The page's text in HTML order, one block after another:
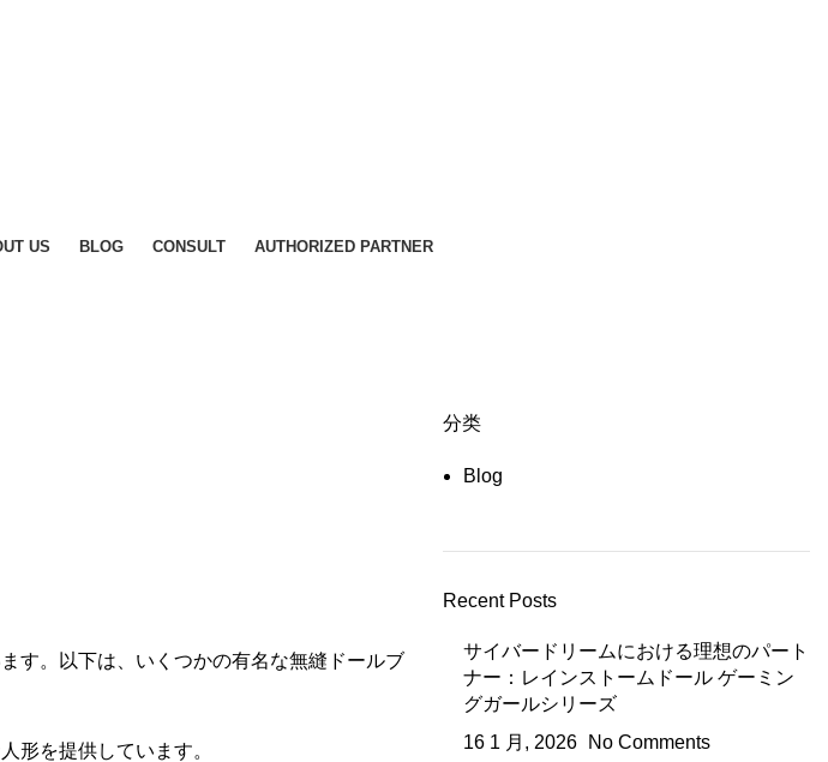
US BLOG CONSULT AUTHORIZED PARTNER
す。以下は、いくつかの有名な無縫ドールブ
形を提供しています。
分类
Blog
Recent Posts
サイバードリームにおける理想のパート
ナー：レインストームドール ゲーミン
グガールシリーズ
16 1 月, 2026
No Comments